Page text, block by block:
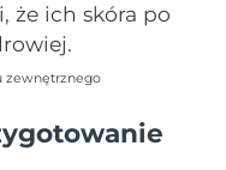
że ich skóra po
zewnętrznego
11/8/26
czas dostawy